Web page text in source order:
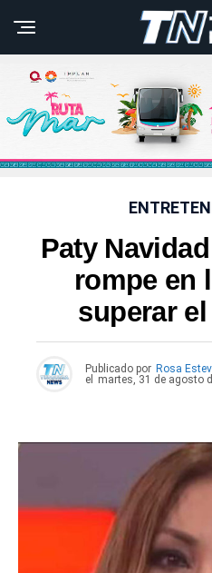
Paty
rompe en
superar
Publicado por Rosa
el
martes, 31 de agosto